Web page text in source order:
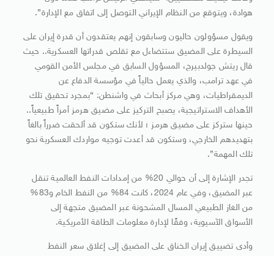
هوادة، ويتوقع من النظام الإيراني التوصل إلى اتفاق مع الإدارة”.
ويقول مسؤولون حاليون وسابقون إنهم يعتقدون أن قدرة إيران على
السيطرة على المضيق ستتضاءل مع تقلص قدراتها العسكرية.. حيث
قال ريتش جولدبيرج، المسؤول السابق في مجلس الأمن القومي
في عهد ترامب، والذي يعمل حالياً في مؤسسة الدفاع عن
الديمقراطيات، وهي مركز أبحاث في واشنطن: “بمجرد تحقيق تلك
الأهداف الاستراتيجية، يصبح التركيز على مضيق هرمز أمراً طبيعياً..
حينها ستركز على مضيق هرمز ؛ لأنك ستكون قد ألحقت ضرراً بالغاً
بتهديدهم الخارجي، وستكون قد أعدت توجيه مواردك العسكرية نحو
تلك المهمة”.
تجدر الإشارة إلى أن حوالي 20% من إمدادات النفط العالمية تنقل
عبر المضيق، وفي عام 2024، كانت 84% من النفط الخام و83%
من الغاز الطبيعي المسال المشحونة عبر المضيق متجهة إلى
الأسواق الآسيوية، وفقًا لإدارة معلومات الطاقة الأمريكية.
وأدى تضييق إيران الخناق على المضيق إلى إغلاق سعر النفط